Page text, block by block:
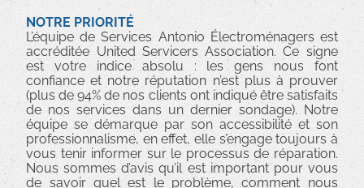
NOTRE PRIORITÉ
L’équipe de Services Antonio Électroménagers est
accréditée United Servicers Association. Ce signe
est votre indice absolu : les gens nous font
confiance et notre réputation n’est plus à prouver
(plus de 94% de nos clients ont indiqué être satisfaits
de nos services dans un dernier sondage). Notre
équipe se démarque par son accessibilité et son
professionnalisme, en effet, elle s’engage toujours à
vous tenir informer sur le processus de réparation.
Nous sommes d’avis qu’il est important pour vous
de savoir quel est le problème, comment nous